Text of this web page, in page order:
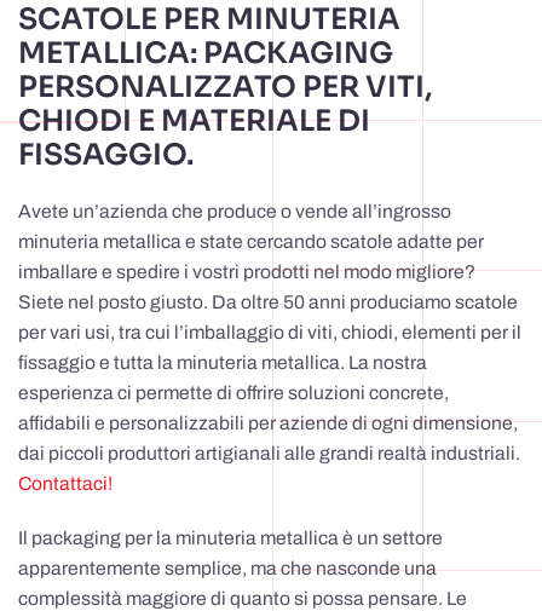
SCATOLE PER MINUTERIA
METALLICA: PACKAGING
PERSONALIZZATO PER VITI,
CHIODI E MATERIALE DI
FISSAGGIO.
Avete un’azienda che produce o vende all’ingrosso
minuteria metallica e state cercando scatole adatte per
imballare e spedire i vostri prodotti nel modo migliore?
Siete nel posto giusto. Da oltre 50 anni produciamo scatole
per vari usi, tra cui l’imballaggio di viti, chiodi, elementi per il
fissaggio e tutta la minuteria metallica. La nostra
esperienza ci permette di offrire soluzioni concrete,
affidabili e personalizzabili per aziende di ogni dimensione,
dai piccoli produttori artigianali alle grandi realtà industriali.
Contattaci!
Il packaging per la minuteria metallica è un settore
apparentemente semplice, ma che nasconde una
complessità maggiore di quanto si possa pensare. Le